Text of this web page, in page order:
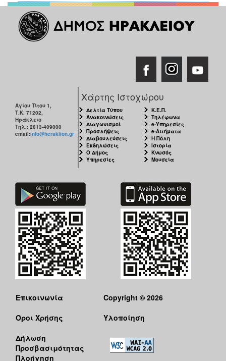
Αγίου Τίτου 1,
Τ.Κ. 71202,
Ηράκλειο
Τηλ.: 2813-409000
email:info@heraklion.gr
Χάρτης Ιστοχώρου
Δελτία Τύπου
Ανακοινώσεις
Διαγωνισμοί
Προσλήψεις
Διαβουλεύσεις
Εκδηλώσεις
Ο Δήμος
Υπηρεσίες
Κ.Ε.Π.
Τηλέφωνα
e-Υπηρεσίες
e-Αιτήματα
Η Πόλη
Ιστορία
Κνωσός
Μουσεία
Επικοινωνία
Όροι Χρήσης
Δήλωση
Προσβασιμότητας
Πλοήγηση
Copyright © 2026
Υλοποίηση